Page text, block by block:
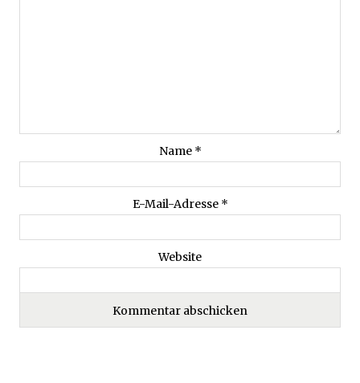
Name *
E-Mail-Adresse *
Website